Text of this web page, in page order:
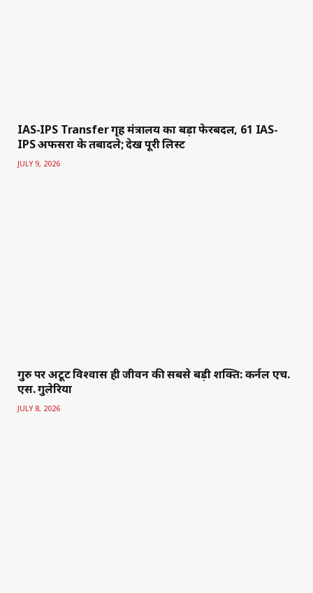
IAS-IPS Transfer गृह मंत्रालय का बड़ा फेरबदल, 61 IAS-
IPS अफसरों के तबादले; देखें पूरी लिस्ट
JULY 9, 2026
गुरु पर अटूट विश्वास ही जीवन की सबसे बड़ी शक्ति: कर्नल एच.
एस. गुलेरिया
JULY 8, 2026